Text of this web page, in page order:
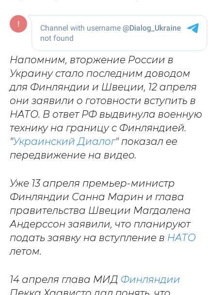
Напомним, вторжение России в
Украину стало последним доводом
для Финляндии и Швеции, 12 апреля
они заявили о готовности вступить в
НАТО. В ответ РФ выдвинула военную
технику на границу с Финляндией.
"Украинский Диалог" показал ее
передвижение на видео.
Уже 13 апреля премьер-министр
Финляндии Санна Марин и глава
правительства Швеции Магдалена
Андерссон заявили, что планируют
подать заявку на вступление в НАТО
летом.
14 апреля глава МИД Финляндии